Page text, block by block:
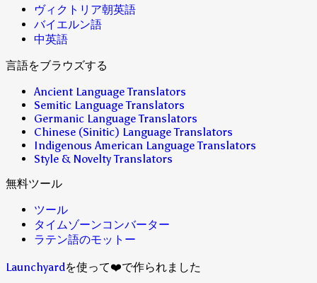
ヴィクトリア朝英語
バイエルン語
中英語
言語をブラウズする
Ancient Language Translators
Semitic Language Translators
Germanic Language Translators
Chinese (Sinitic) Language Translators
Indigenous American Language Translators
Style & Novelty Translators
無料ツール
ツール
タイムゾーンコンバーター
ラテン語のモットー
Launchyardを使って❤️で作られました